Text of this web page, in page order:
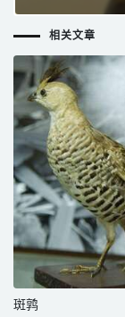
相关文章
斑鹑